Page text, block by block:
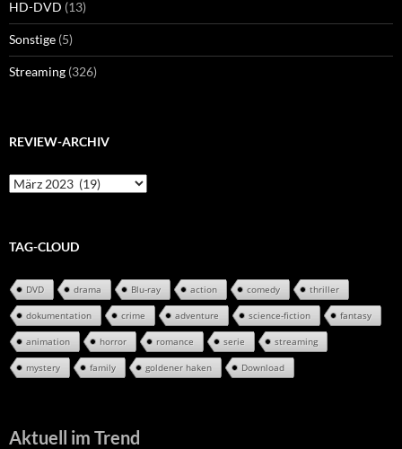
HD-DVD (13)
Sonstige (5)
Streaming (326)
REVIEW-ARCHIV
Review-
Archiv
TAG-CLOUD
DVD drama Blu-ray action comedy thriller
dokumentation crime adventure science-fiction fantasy
animation horror romance serie streaming
mystery family goldener haken Download
Aktuell im Trend